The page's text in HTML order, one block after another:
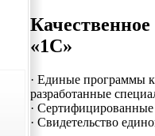
«1С»
· Единые программы
разработанные
·
· Свидетельство